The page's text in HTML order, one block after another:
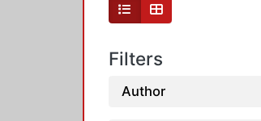
Filters
Author